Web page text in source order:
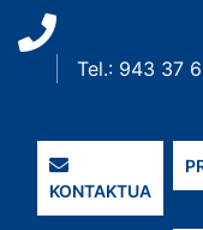
Tel.: 943 37
KONTAKTUA